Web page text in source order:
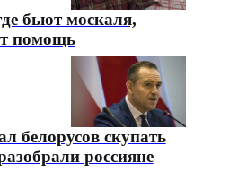
бьют москаля,
помощь
белорусов скупать
россияне